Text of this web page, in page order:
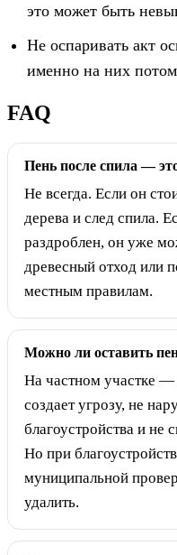
это может быть
Не оспаривать акт
именно на них потом
FAQ
Пень после спила —
Не всегда. Если он
дерева и след спила.
раздроблен, он уже
древесный отход или
местным правилам.
Можно ли оставить
На частном участке
создает угрозу, не
благоустройства и не
Но при
муниципальной
удалить.